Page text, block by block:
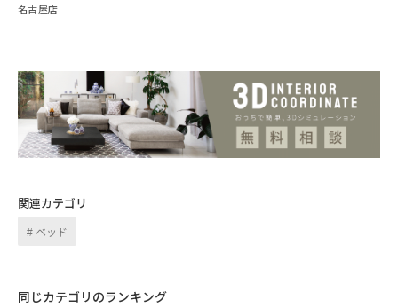
名古屋店
関連カテゴリ
ベッド
同じカテゴリのランキング